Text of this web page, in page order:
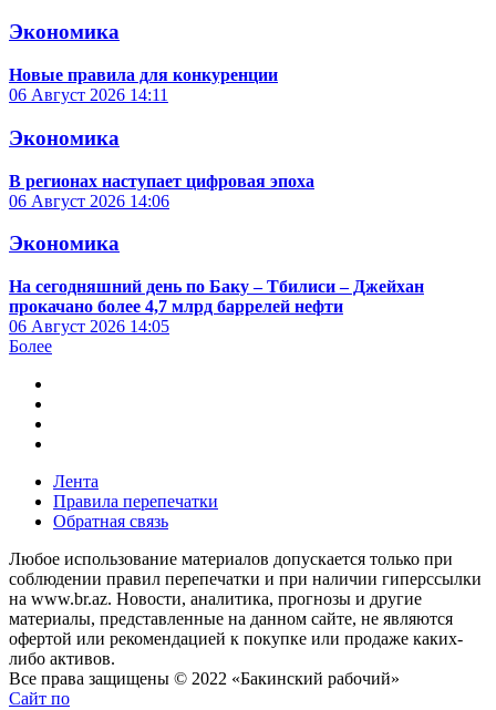
Экономика
Новые правила для конкуренции
06 Август 2026 14:11
Экономика
В регионах наступает цифровая эпоха
06 Август 2026 14:06
Экономика
На сегодняшний день по Баку – Тбилиси – Джейхан
прокачано более 4,7 млрд баррелей нефти
06 Август 2026 14:05
Более
Лента
Правила перепечатки
Обратная связь
Любое использование материалов допускается только при
соблюдении правил перепечатки и при наличии гиперссылки
на www.br.az. Новости, аналитика, прогнозы и другие
материалы, представленные на данном сайте, не являются
офертой или рекомендацией к покупке или продаже каких-
либо активов.
Все права защищены © 2022 «Бакинский рабочий»
Сайт по